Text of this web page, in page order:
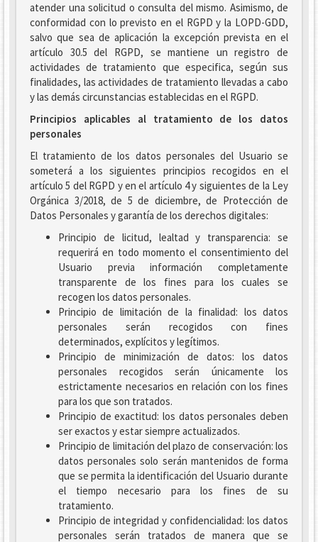
atender una solicitud o consulta del mismo. Asimismo, de
conformidad con lo previsto en el RGPD y la LOPD-GDD,
salvo que sea de aplicación la excepción prevista en el
artículo 30.5 del RGPD, se mantiene un registro de
actividades de tratamiento que especifica, según sus
finalidades, las actividades de tratamiento llevadas a cabo
y las demás circunstancias establecidas en el RGPD.
Principios aplicables al tratamiento de los datos
personales
El tratamiento de los datos personales del Usuario se
someterá a los siguientes principios recogidos en el
artículo 5 del RGPD y en el artículo 4 y siguientes de la Ley
Orgánica 3/2018, de 5 de diciembre, de Protección de
Datos Personales y garantía de los derechos digitales:
Principio de licitud, lealtad y transparencia: se
requerirá en todo momento el consentimiento del
Usuario previa información completamente
transparente de los fines para los cuales se
recogen los datos personales.
Principio de limitación de la finalidad: los datos
personales serán recogidos con fines
determinados, explícitos y legítimos.
Principio de minimización de datos: los datos
personales recogidos serán únicamente los
estrictamente necesarios en relación con los fines
para los que son tratados.
Principio de exactitud: los datos personales deben
ser exactos y estar siempre actualizados.
Principio de limitación del plazo de conservación: los
datos personales solo serán mantenidos de forma
que se permita la identificación del Usuario durante
el tiempo necesario para los fines de su
tratamiento.
Principio de integridad y confidencialidad: los datos
personales serán tratados de manera que se